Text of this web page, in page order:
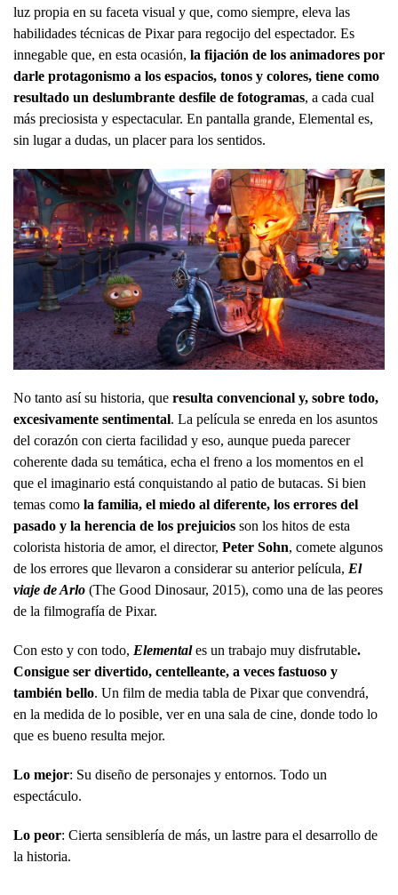
luz propia en su faceta visual y que, como siempre, eleva las
habilidades técnicas de Pixar para regocijo del espectador. Es
innegable que, en esta ocasión, la fijación de los animadores por
darle protagonismo a los espacios, tonos y colores, tiene como
resultado un deslumbrante desfile de fotogramas, a cada cual
más preciosista y espectacular. En pantalla grande, Elemental es,
sin lugar a dudas, un placer para los sentidos.
No tanto así su historia, que resulta convencional y, sobre todo,
excesivamente sentimental. La película se enreda en los asuntos
del corazón con cierta facilidad y eso, aunque pueda parecer
coherente dada su temática, echa el freno a los momentos en el
que el imaginario está conquistando al patio de butacas. Si bien
temas como la familia, el miedo al diferente, los errores del
pasado y la herencia de los prejuicios son los hitos de esta
colorista historia de amor, el director, Peter Sohn, comete algunos
de los errores que llevaron a considerar su anterior película, El
viaje de Arlo (The Good Dinosaur, 2015), como una de las peores
de la filmografía de Pixar.
Con esto y con todo, Elementales un trabajo muy disfrutable.
Consigue ser divertido, centelleante, a veces fastuoso y
también bello. Un film de media tabla de Pixar que convendrá,
en la medida de lo posible, ver en una sala de cine, donde todo lo
que es bueno resulta mejor.
Lo mejor: Su diseño de personajes y entornos. Todo un
espectáculo.
Lo peor: Cierta sensiblería de más, un lastre para el desarrollo de
la historia.